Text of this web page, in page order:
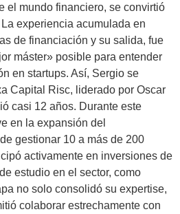
el mundo financiero, se convirtió
experiencia acumulada en
de financiación y su salida, fue
máster» posible para entender
en startups. Así, Sergio se
Capital Risc, liderado por Oscar
casi 12 años. Durante este
en la expansión del
gestionar 10 a más de 200
activamente en inversiones de
estudio en el sector, como
no solo consolidó su expertise,
colaborar estrechamente con